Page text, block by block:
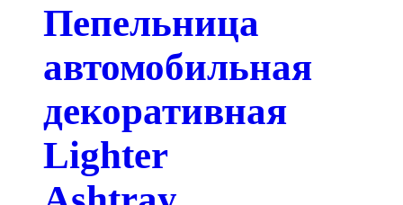
Пепельница
автомобильная
декоративная
Lighter